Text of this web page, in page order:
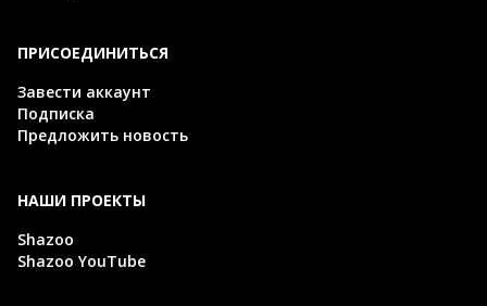
ПРИСОЕДИНИТЬСЯ
Завести аккаунт
Подписка
Предложить новость
НАШИ ПРОЕКТЫ
Shazoo
Shazoo YouTube